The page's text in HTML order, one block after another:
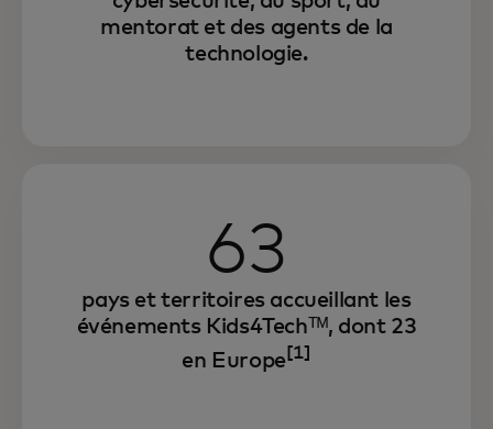
mentorat et des agents de la
technologie.
63
pays et territoires accueillant les
événements Kids4Techᵀᴹ, dont 23
en Europe [1]